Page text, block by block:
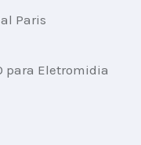
Paris
para Eletromidia